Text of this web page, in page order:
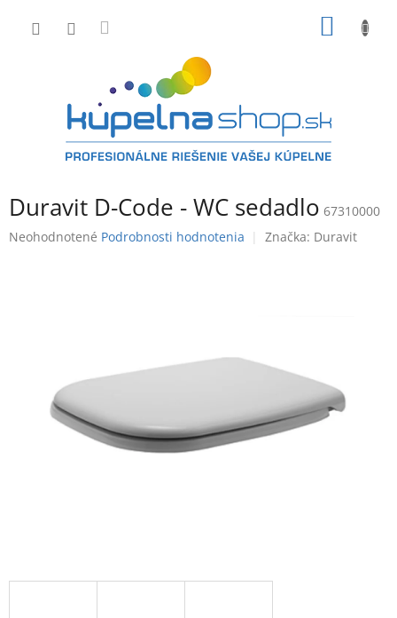
Duravit D-Code - WC sedadlo 67310000
Priemerné
Neohodnotené Podrobnosti hodnotenia Značka: Duravit